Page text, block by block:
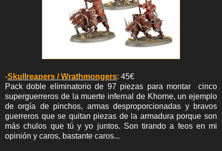
-Skullreapers / Wrathmongers: 45€
Pack doble eliminatorio de 97 piezas para montar cinco
superguerreros de la muerte infernal de Khorne, un ejemplo
de orgía de pinchos, armas desproporcionadas y bravos
guerreros que se quitan piezas de la armadura porque son
más chulos que tú y yo juntos. Son tirando a feos en mi
opinión y caros, bastante caros...